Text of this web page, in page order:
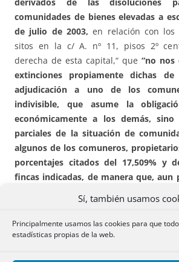
Sí, también usamos
Principalmente usamos las cookies para que
estadísticas propias de la web.
derivados de las disoluciones
comunidades de bienes elevadas a
de julio de 2003,en relación con los
sitos en la c/ A. nº 11, pisos 2º
derecha de esta capital,“ que “no nos
extinciones propiamente dichas
adjudicación a uno de los
indivisible, que asume la
económicamente a los demás, sino
parciales de la situación de
algunos de los comuneros,
porcentajes citados del 17,509% y
fincas indicadas, de manera que, aun
disolución parcial de las
continuó manteniéndose
indivisiónrespecto de los objetos
A. nº 11, pisos 2º centro izda. y 6º dcha.,